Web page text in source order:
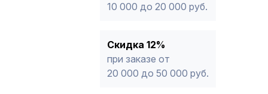
10 000 до 20 000 руб.
Скидка 12%
при заказе от
20 000 до 50 000 руб.